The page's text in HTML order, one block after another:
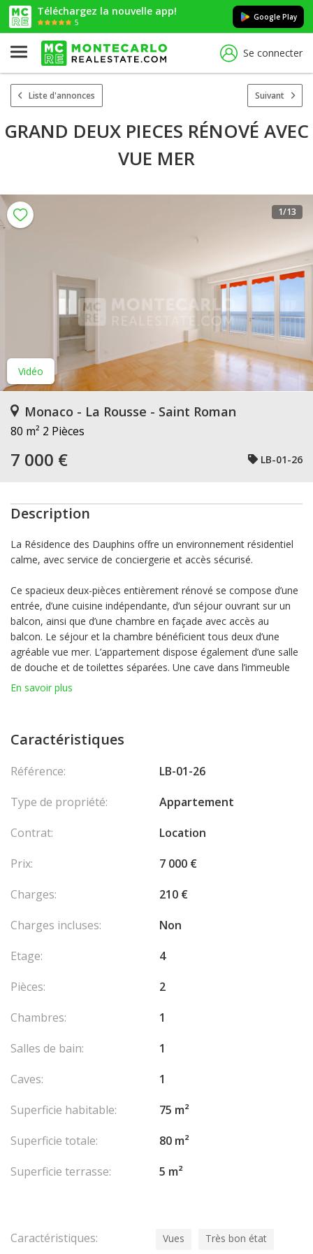
Téléchargez la nouvelle app!
5
Google Play
Se connecter
Liste d'annonces Suivant
GRAND DEUX PIECES RÉNOVÉ AVEC
VUE MER
Vidéo
1/13
Monaco - La Rousse - Saint Roman
80 m² 2 Pièces
7 000 € LB-01-26
Description
La Résidence des Dauphins offre un environnement résidentiel
calme, avec service de conciergerie et accès sécurisé.
Ce spacieux deux-pièces entièrement rénové se compose d’une
entrée, d’une cuisine indépendante, d’un séjour ouvrant sur un
balcon, ainsi que d’une chambre en façade avec accès au
balcon. Le séjour et la chambre bénéficient tous deux d’une
agréable vue mer. L’appartement dispose également d’une salle
de douche et de toilettes séparées. Une cave dans l’immeuble
complète ce bien.
En savoir plus
Caractéristiques
Référence:
LB-01-26
Type de propriété:
Appartement
Contrat:
Location
Prix:
7 000 €
Charges:
210 €
Charges incluses:
Non
Etage:
4
Pièces:
2
Chambres:
1
Salles de bain:
1
Caves:
1
Superficie habitable:
75 m²
Superficie totale:
80 m²
Superficie terrasse:
5 m²
Caractéristiques: Vues Très bon état